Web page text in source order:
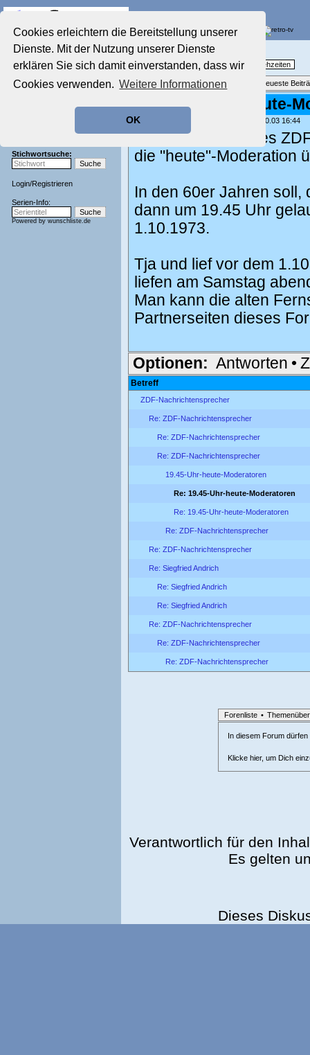
Cookies erleichtern die Bereitstellung unserer
Dienste. Mit der Nutzung unserer Dienste
erklären Sie sich damit einverstanden, dass wir
Cookies verwenden. Weitere Informationen
OK
Startseite
Aktuelles Forum
Film-Forum
Zeichentrick-Forum
Stichwortsuche:
Login/Registrieren
Serien-Info:
Powered by wunschliste.de
Nostalgieecke
TV-Erinnerungen an gute, alte Fernsehzeiten
Themenübersicht • Neues Thema Neueste
Re: 19.45-Uhr-heute-
geschrieben von: , 12.10.03 16:44
1963 beim Start des
die "heute"-Moderation
In den 60er Jahren soll,
dann um 19.45 Uhr
1.10.1973.
Tja und lief vor dem
liefen am Samstag
Man kann die alten
Partnerseiten dieses
Optionen: Antworten •
Betreff
ZDF-Nachrichtensprecher
Re: ZDF-Nachrichtensprecher
Re: ZDF-Nachrichtensprecher
Re: ZDF-Nachrichtensprecher
19.45-Uhr-heute-Moderatoren
Re: 19.45-Uhr-heute-Moderatoren
Re: 19.45-Uhr-heute-Moderatoren
Re: ZDF-Nachrichtensprecher
Re: ZDF-Nachrichtensprecher
Re: Siegfried Andrich
Re: Siegfried Andrich
Re: Siegfried Andrich
Re: ZDF-Nachrichtensprecher
Re: ZDF-Nachrichtensprecher
Re: ZDF-Nachrichtensprecher
Forenliste •
In diesem Forum
Klicke hier, um Dich
Verantwortlich für den
Es gelten
Dieses